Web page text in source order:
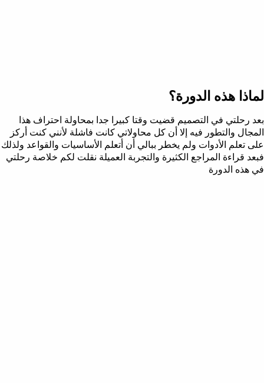
لماذا هذه الدورة؟
بعد رحلتي في التصميم قضيت وقتا كبيرا جدا بمحاولة احتراف هذا
المجال والتطور فيه إلا أن كل محاولاتي كانت فاشلة لأنني كنت أركز
على تعلم الأدوات ولم يخطر ببالي أن أتعلم الأساسيات والقواعد ولذلك
فبعد قراءة المراجع الكثيرة والتجربة العميلة نقلت لكم خلاصة رحلتي
في هذه الدورة